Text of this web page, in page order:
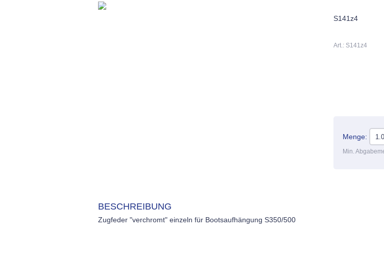
S141z4
Art.: S141z4
Menge:
Min.
BESCHREIBUNG
Zugfeder "verchromt" einzeln für Bootsaufhängung S350/500